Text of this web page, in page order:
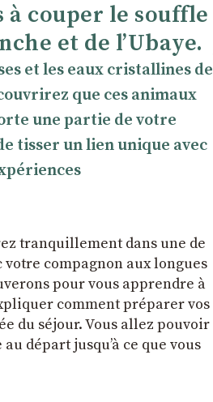
à couper le souffle
et de l’Ubaye.
et les eaux cristallines de
que ces animaux
une partie de votre
tisser un lien unique avec
tranquillement dans une de
compagnon aux longues
pour vous apprendre à
comment préparer vos
du séjour. Vous allez pouvoir
départ jusqu’à ce que vous